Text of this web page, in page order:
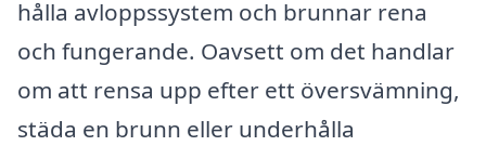
hålla avloppssystem och brunnar rena
och fungerande. Oavsett om det handlar
om att rensa upp efter ett översvämning,
städa en brunn eller underhålla